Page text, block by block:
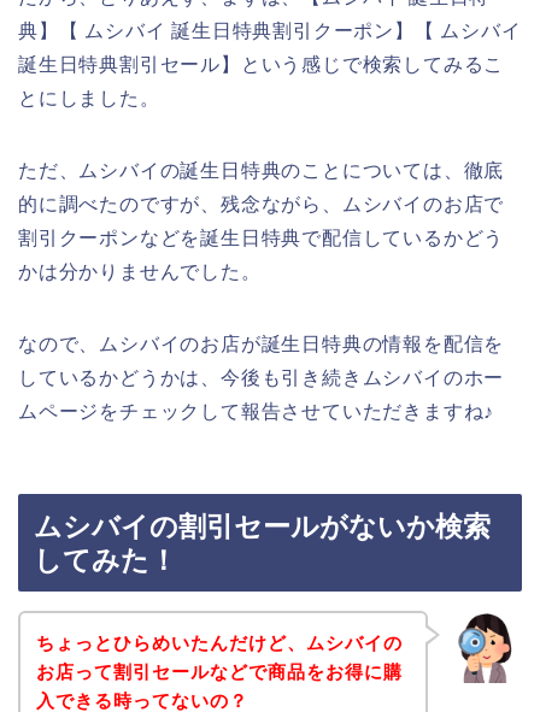
典】【 ムシバイ 誕生日特典割引クーポン】【 ムシバイ
誕生日特典割引セール】という感じで検索してみるこ
とにしました。
ただ、ムシバイの誕生日特典のことについては、徹底
的に調べたのですが、残念ながら、ムシバイのお店で
割引クーポンなどを誕生日特典で配信しているかどう
かは分かりませんでした。
なので、ムシバイのお店が誕生日特典の情報を配信を
しているかどうかは、今後も引き続きムシバイのホー
ムページをチェックして報告させていただきますね♪
ムシバイの割引セールがないか検索
してみた！
ちょっとひらめいたんだけど、ムシバイの
お店って割引セールなどで商品をお得に購
入できる時ってないの？